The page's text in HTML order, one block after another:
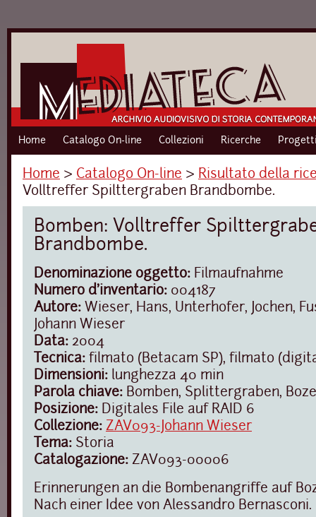
Home Catalogo On-line Collezioni Ricerche
Home › Catalogo On-line › Risultato della
Volltreffer Spilttergraben Brandbombe.
Bomben: Volltreffer
Brandbombe.
Denominazione oggetto: Filmaufnahme
Numero d'inventario: 004187
Autore: Wieser, Hans, Unterhofer, Jochen,
Johann Wieser
Data: 2004
Tecnica: filmato (Betacam SP), filmato
Dimensioni: lunghezza 40 min
Parola chiave: Bomben, Splittergraben,
Posizione: Digitales File auf RAID 6
Collezione: ZAV093-Johann Wieser
Tema: Storia
Catalogazione: ZAV093-00006
Erinnerungen an die Bombenangriffe auf
Nach einer Idee von Alessandro Bernasconi.